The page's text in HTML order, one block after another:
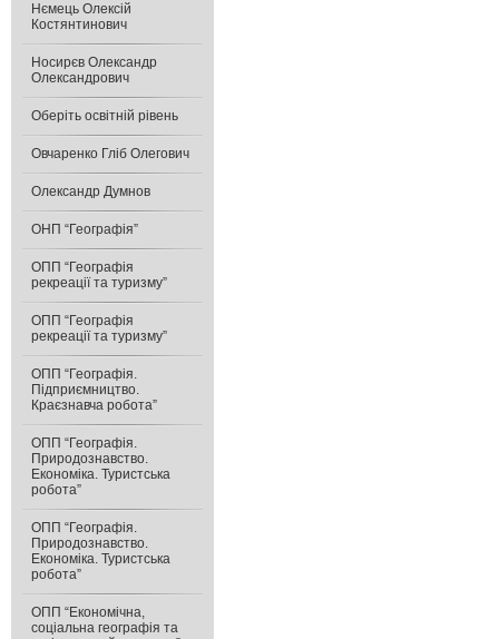
Нємець Олексій
Костянтинович
Носирєв Олександр
Олександрович
Оберіть освітній рівень
Овчаренко Гліб Олегович
Олександр Думнов
ОНП “Географія”
ОПП “Географія
рекреації та туризму”
ОПП “Географія
рекреації та туризму”
ОПП “Географія.
Підприємництво.
Краєзнавча робота”
ОПП “Географія.
Природознавство.
Економіка. Туристська
робота”
ОПП “Географія.
Природознавство.
Економіка. Туристська
робота”
ОПП “Економічна,
соціальна географія та